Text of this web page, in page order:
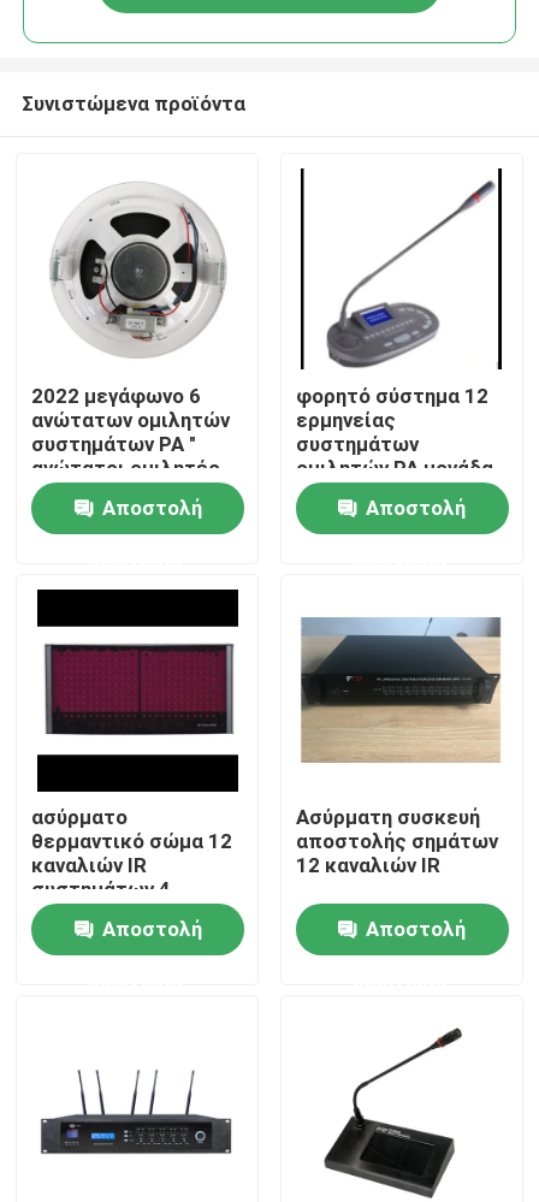
Σπίτι
Βίντεο
Περίπου εμείς
Γύρος εργοστασίων
Ποιοτικός έλεγχος
Μας ελάτε σε επαφή με
Περιπτώσεις
Συνιστώμενα προϊόντα
2022 μεγάφωνο 6
ανώτατων ομιλητών
συστημάτων PA "
ανώτατοι ομιλητές
1.5W-3W-6W
Αποστολή
φορητό σύστημα 12
ερμηνείας
συστημάτων
ομιλητών PA μονάδα
διερμηνέων καναλιών
Αποστολή
ασύρματο
θερμαντικό σώμα 12
καναλιών IR
συστημάτων 4
ομιλητών PA
Αποστολή
Ασύρματη συσκευή
αποστολής σημάτων
12 καναλιών IR
Αποστολή